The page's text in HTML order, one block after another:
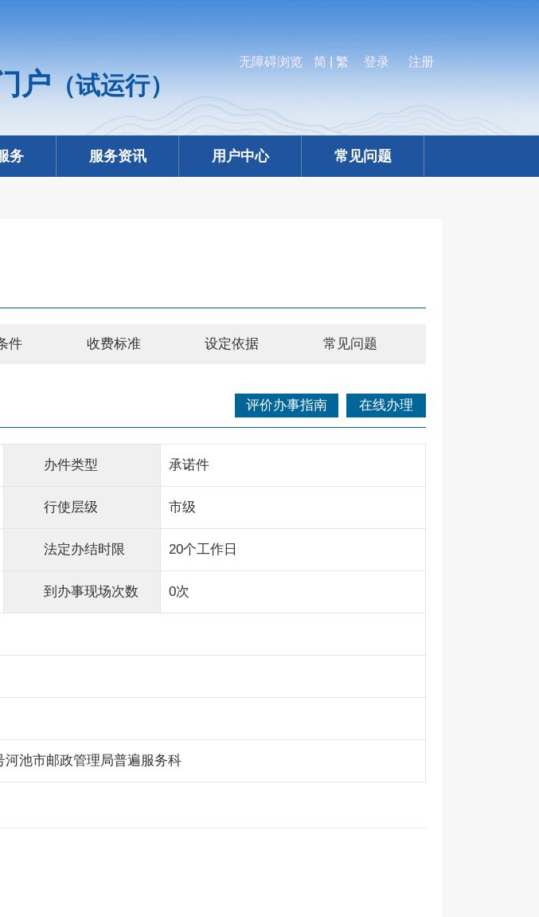
户（试运行）
无障碍浏览 简 繁 登录 注册
务 服务资讯 用户中心 常见问题
件 收费标准 设定依据 常见问题
在线办理
评价办事指南
办件类型 承诺件
行使层级 市级
法定办结时限 20个工作日
到办事现场次数 0次
池市邮政管理局普遍服务科